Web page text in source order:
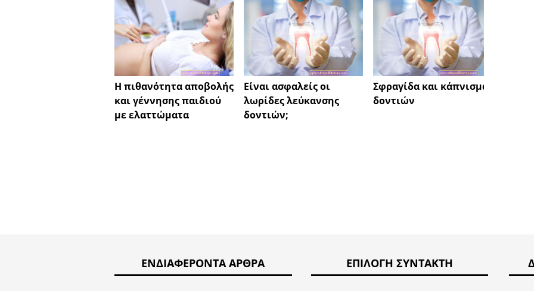
Η πιθανότητα αποβολής
και γέννησης παιδιού
με ελαττώματα
Είναι ασφαλείς οι
λωρίδες λεύκανσης
δοντιών;
Σφραγίδα και κάπνισμα
δοντιών
ΕΝΔΙΑΦΈΡΟΝΤΑ ΆΡΘΡΑ ΕΠΙΛΟΓΉ ΣΥΝΤΆΚΤΗ